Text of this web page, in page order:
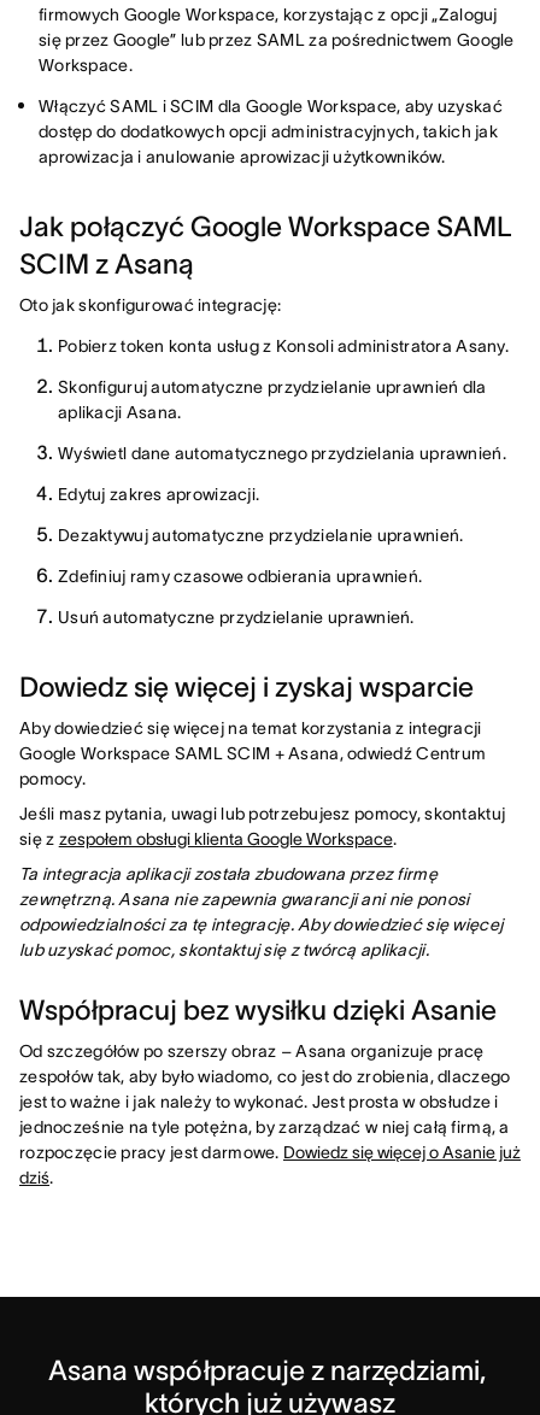
firmowych Google Workspace, korzystając z opcji „Zaloguj
się przez Google” lub przez SAML za pośrednictwem Google
Workspace.
Włączyć SAML i SCIM dla Google Workspace, aby uzyskać
dostęp do dodatkowych opcji administracyjnych, takich jak
aprowizacja i anulowanie aprowizacji użytkowników.
Jak połączyć Google Workspace SAML
SCIM z Asaną
Oto jak skonfigurować integrację:
Pobierz token konta usług z Konsoli administratora Asany.
Skonfiguruj automatyczne przydzielanie uprawnień dla
aplikacji Asana.
Wyświetl dane automatycznego przydzielania uprawnień.
Edytuj zakres aprowizacji.
Dezaktywuj automatyczne przydzielanie uprawnień.
Zdefiniuj ramy czasowe odbierania uprawnień.
Usuń automatyczne przydzielanie uprawnień.
Dowiedz się więcej i zyskaj wsparcie
Aby dowiedzieć się więcej na temat korzystania z integracji
Google Workspace SAML SCIM + Asana, odwiedź Centrum
pomocy.
Jeśli masz pytania, uwagi lub potrzebujesz pomocy, skontaktuj
się z zespołem obsługi klienta Google Workspace.
Ta integracja aplikacji została zbudowana przez firmę
zewnętrzną. Asana nie zapewnia gwarancji ani nie ponosi
odpowiedzialności za tę integrację. Aby dowiedzieć się więcej
lub uzyskać pomoc, skontaktuj się z twórcą aplikacji.
Współpracuj bez wysiłku dzięki Asanie
Od szczegółów po szerszy obraz – Asana organizuje pracę
zespołów tak, aby było wiadomo, co jest do zrobienia, dlaczego
jest to ważne i jak należy to wykonać. Jest prosta w obsłudze i
jednocześnie na tyle potężna, by zarządzać w niej całą firmą, a
rozpoczęcie pracy jest darmowe. Dowiedz się więcej o Asanie już
dziś.
Asana współpracuje z narzędziami,
których już używasz